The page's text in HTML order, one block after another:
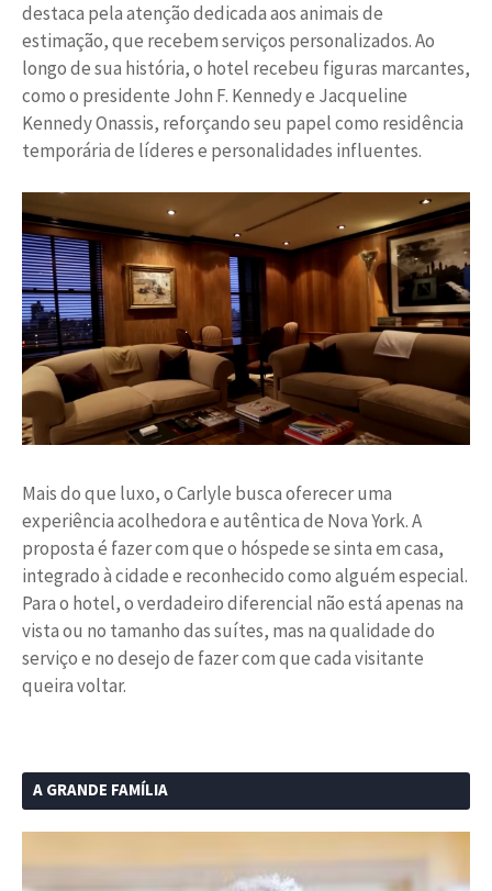
destaca pela atenção dedicada aos animais de
estimação, que recebem serviços personalizados. Ao
longo de sua história, o hotel recebeu figuras marcantes,
como o presidente John F. Kennedy e Jacqueline
Kennedy Onassis, reforçando seu papel como residência
temporária de líderes e personalidades influentes.
Mais do que luxo, o Carlyle busca oferecer uma
experiência acolhedora e autêntica de Nova York. A
proposta é fazer com que o hóspede se sinta em casa,
integrado à cidade e reconhecido como alguém especial.
Para o hotel, o verdadeiro diferencial não está apenas na
vista ou no tamanho das suítes, mas na qualidade do
serviço e no desejo de fazer com que cada visitante
queira voltar.
A GRANDE FAMÍLIA